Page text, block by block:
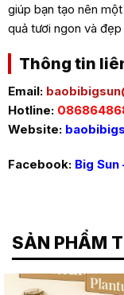
giúp bạn tạo nên
quả tươi ngon và đẹp
Thông tin
Email:
Hotline:
Website:
Facebook:Big Sun
SẢN PHẨM